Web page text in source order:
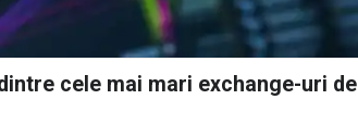
cele mai mari exchange-uri de